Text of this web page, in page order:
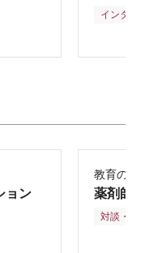
インタビ
ョン
教育の再
薬剤師
対談・座